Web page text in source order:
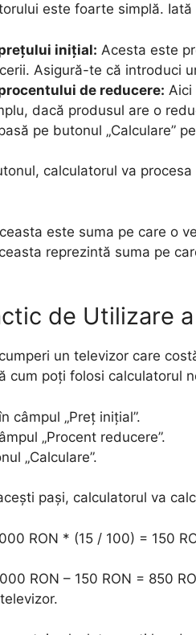
este foarte simplă.
inițial: Acesta este
Asigură-te că introduci
de reducere:
dacă produsul are o
pe butonul „Calculare”
calculatorul va
este suma pe care o
reprezintă suma pe
de Utilizare
un televizor care
cum poți folosi calculatorul
câmpul „Preț inițial”.
„Procent reducere”.
„Calculare”.
pași, calculatorul va
RON * (15 / 100) = 150
RON – 150 RON = 850